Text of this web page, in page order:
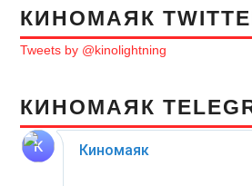
КИНОМАЯК
Tweets by @kinolightning
КИНОМАЯК